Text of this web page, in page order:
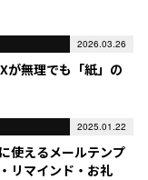
2026.03.26
が無理でも「紙」の
2025.01.22
使えるメールテンプ
リマインド・お礼